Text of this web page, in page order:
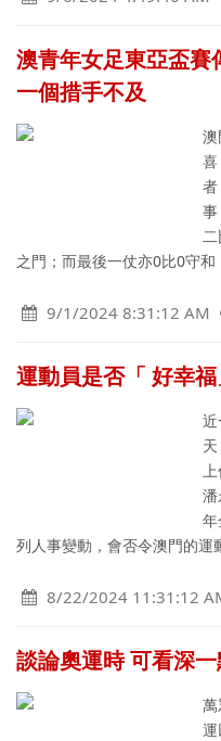
澳青年女足東亞盃賽
一個措手不及
事
之門；而最後一仗亦0比0守和
9/1/2024 8:31:12 AM
運動員是否「 好幸福
列人事變動，會否令澳門的運
8/22/2024 11:31:12
談論奧運時 可看深
運